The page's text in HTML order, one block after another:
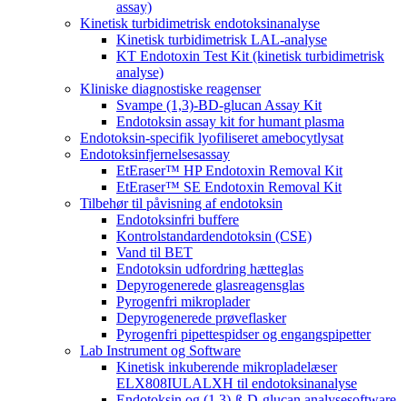
assay)
Kinetisk turbidimetrisk endotoksinanalyse
Kinetisk turbidimetrisk LAL-analyse
KT Endotoxin Test Kit (kinetisk turbidimetrisk
analyse)
Kliniske diagnostiske reagenser
Svampe (1,3)-BD-glucan Assay Kit
Endotoksin assay kit for humant plasma
Endotoksin-specifik lyofiliseret amebocytlysat
Endotoksinfjernelsesassay
EtEraser™ HP Endotoxin Removal Kit
EtEraser™ SE Endotoxin Removal Kit
Tilbehør til påvisning af endotoksin
Endotoksinfri buffere
Kontrolstandardendotoksin (CSE)
Vand til BET
Endotoksin udfordring hætteglas
Depyrogenerede glasreagensglas
Pyrogenfri mikroplader
Depyrogenerede prøveflasker
Pyrogenfri pipettespidser og engangspipetter
Lab Instrument og Software
Kinetisk inkuberende mikropladelæser
ELX808IULALXH til endotoksinanalyse